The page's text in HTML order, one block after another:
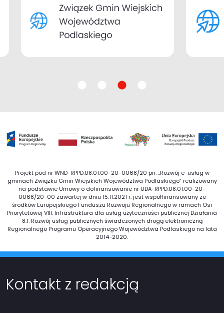
Projekt pod nr WND-RPPD.08.01.00-20-0068/20 pn. „Rozwój e-usług w
gminach Związku Gmin Wiejskich Województwa Podlaskiego” realizowany
na podstawie Umowy o dofinansowanie nr UDA-RPPD.08.01.00-20-
0068/20-00 zawartej w dniu 15.11.2021 r. jest współfinansowany ze
środków Europejskiego Funduszu Rozwoju Regionalnego w ramach Osi
Priorytetowej VIII. Infrastruktura dla usług użyteczności publicznej Działania
8.1. Rozwój usług publicznych świadczonych drogą elektroniczną
Regionalnego Programu Operacyjnego Województwa Podlaskiego na lata
2014-2020.
Kontakt z redakcją